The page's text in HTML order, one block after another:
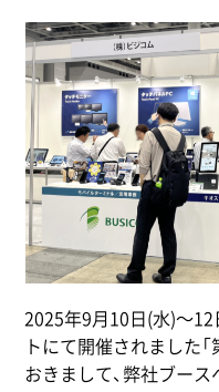
2025年9月10日(水)〜12
トにて開催されました
おきまして、弊社ブー